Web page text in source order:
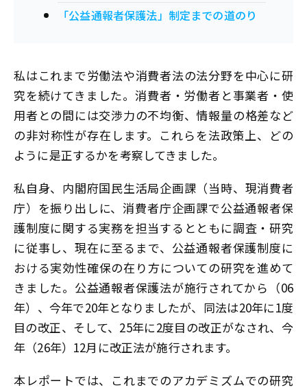
「公益通報者保護法」制定までの道のり
私はこれまで労働法や消費者法の法分野を中心に研
究を続けてきました。消費者・労働者と事業者・使
用者との間には交渉力の不均衡、情報量の格差など
の非対称性が存在します。これらを法政策上、どの
ように是正するかを考察してきました。
私自身、内閣府国民生活局企画課（当時、現消費者
庁）を振り出しに、消費者庁企画課で公益通報者保
護制度に関する実務を担当するとともに調査・研究
に従事し、現在に至るまで、公益通報者保護制度に
おける実効性確保の在り方についての研究を進めて
きました。公益通報者保護法が施行されてから（06
年）、今年で20年となりましたが、同法は20年に1度
目の改正、そして、25年に2度目の改正がなされ、今
年（26年）12月に改正法が施行されます。
本レポートでは、これまでのアカデミズムでの研究